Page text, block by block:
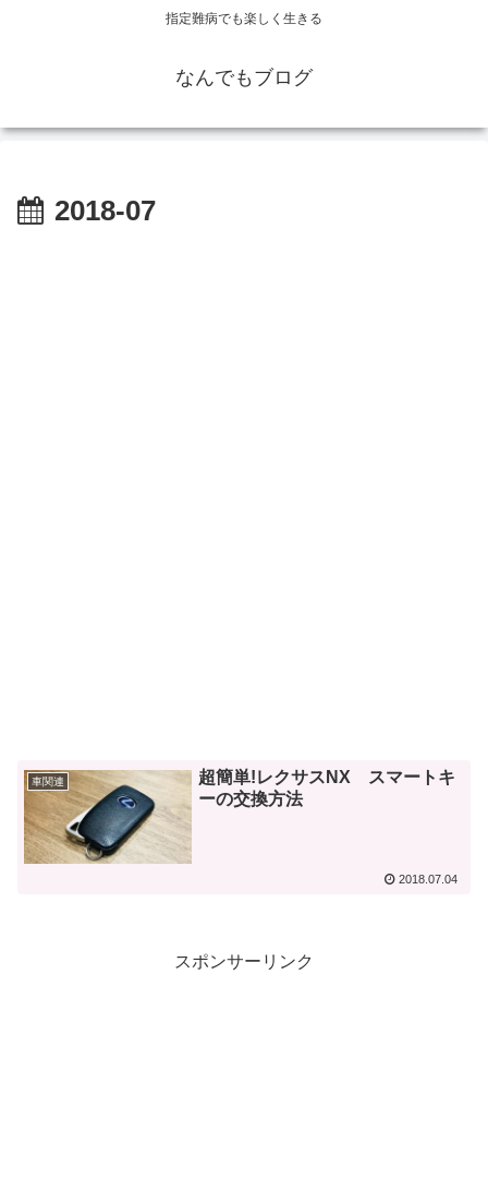
指定難病でも楽しく生きる
なんでもブログ
2018-07
車関連
超簡単!レクサスNX スマートキ
ーの交換方法
2018.07.04
スポンサーリンク